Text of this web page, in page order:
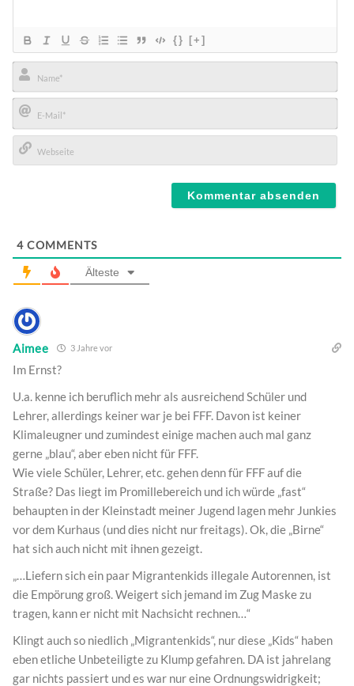
{} [+]
Name*
E-
Mail*
4 COMMENTS
Älteste
Aimee 3 Jahre vor
Im Ernst?
U.a. kenne ich beruflich mehr als ausreichend Schüler und
Lehrer, allerdings keiner war je bei FFF. Davon ist keiner
Klimaleugner und zumindest einige machen auch mal ganz
gerne „blau“, aber eben nicht für FFF.
Wie viele Schüler, Lehrer, etc. gehen denn für FFF auf die
Straße? Das liegt im Promillebereich und ich würde „fast“
behaupten in der Kleinstadt meiner Jugend lagen mehr Junkies
vor dem Kurhaus (und dies nicht nur freitags). Ok, die „Birne“
hat sich auch nicht mit ihnen gezeigt.
„…Liefern sich ein paar Migrantenkids illegale Autorennen, ist
die Empörung groß. Weigert sich jemand im Zug Maske zu
tragen, kann er nicht mit Nachsicht rechnen…“
Klingt auch so niedlich „Migrantenkids“, nur diese „Kids“ haben
eben etliche Unbeteiligte zu Klump gefahren. DA ist jahrelang
gar nichts passiert und es war nur eine Ordnungswidrigkeit;